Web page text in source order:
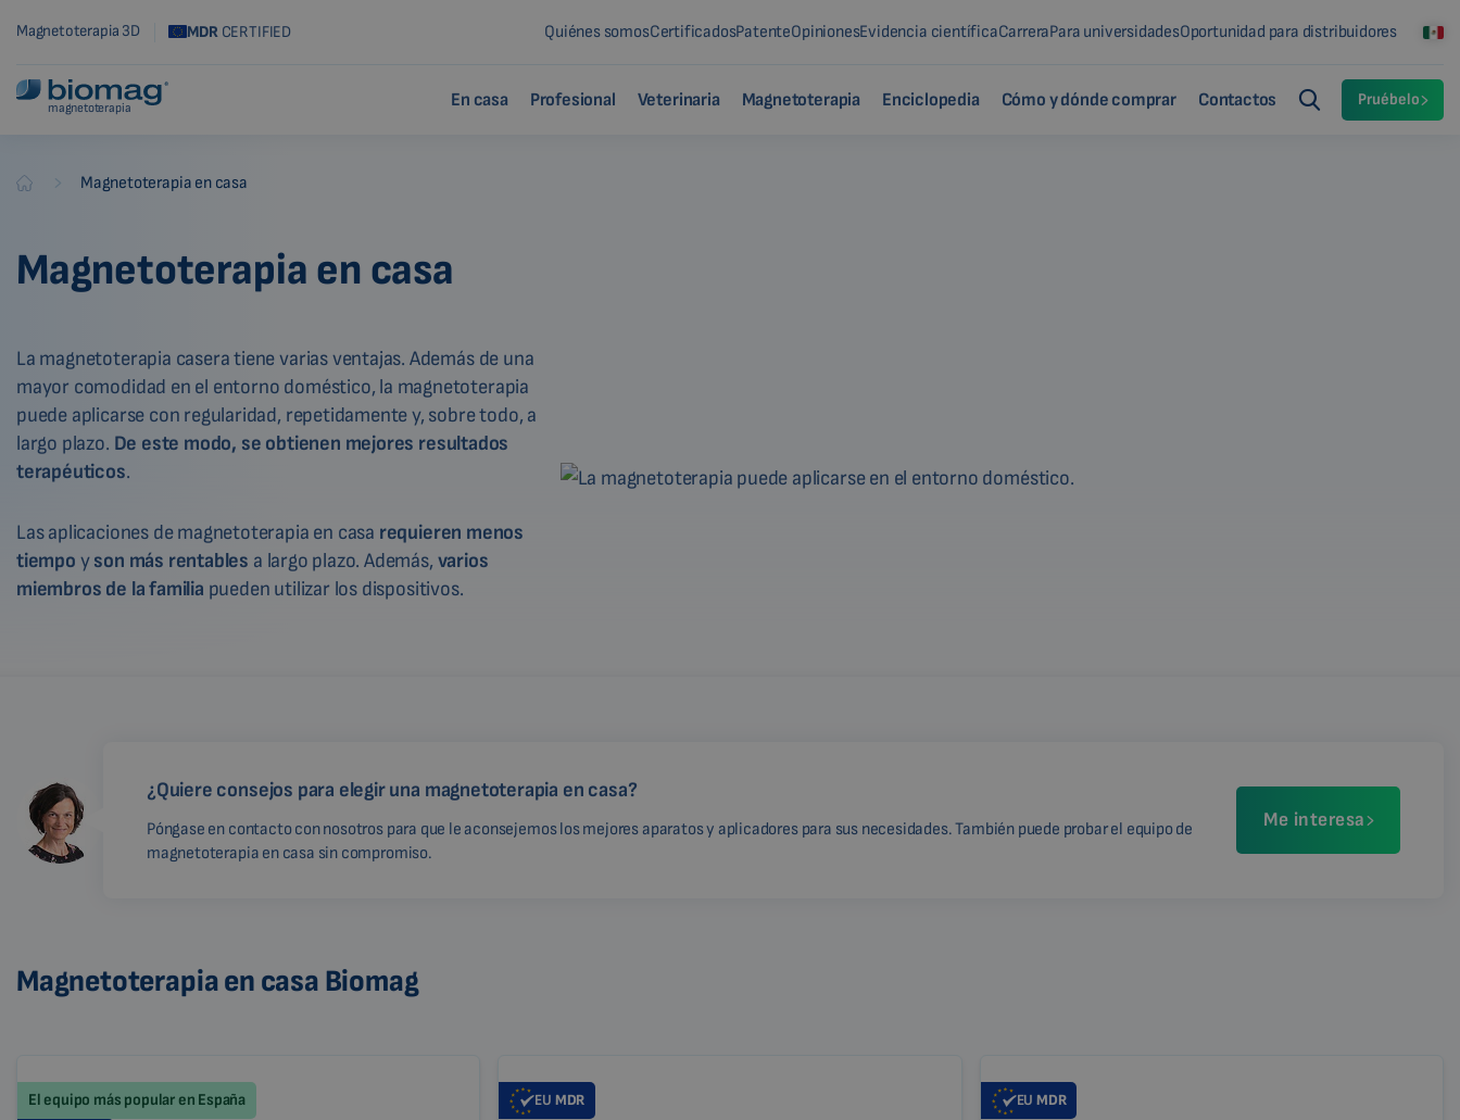
Magnetoterapia 3D MDRCERTIFIED Quiénes somosCertificadosPatenteOpinionesEvidencia científicaCarreraPara universidadesOportunidad para distribuidores
magnetoterapia En casa Profesional Veterinaria Magnetoterapia Enciclopedia Cómo y dónde comprar Contactos Pruébelo
Biomag Magnetoterapia en casa
Magnetoterapia en casa
La magnetoterapia casera tiene varias ventajas. Además de una
mayor comodidad en el entorno doméstico, la magnetoterapia
puede aplicarse con regularidad, repetidamente y, sobre todo, a
largo plazo. De este modo, se obtienen mejores resultados
terapéuticos.
Las aplicaciones de magnetoterapia en casa requieren menos
tiempo yson más rentables a largo plazo. Además, varios
miembros de la familia pueden utilizar los dispositivos.
¿Quiere consejos para elegir una magnetoterapia en casa?
Póngase en contacto con nosotros para que le aconsejemos los mejores aparatos y aplicadores para sus necesidades. También puede probar el equipo de
magnetoterapia en casa sin compromiso.
Me interesa
Magnetoterapia en casa Biomag
El equipo más popular en España EU MDR EU MDR